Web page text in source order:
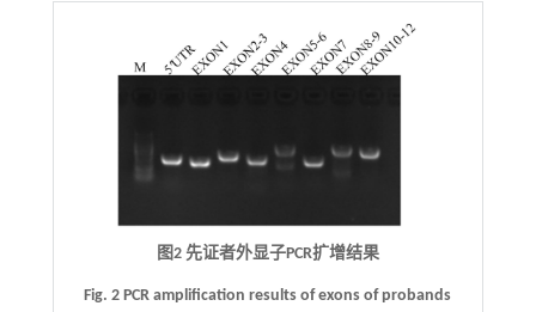
图2 先证者外显子PCR扩增结果
Fig. 2 PCR amplification results of exons of probands